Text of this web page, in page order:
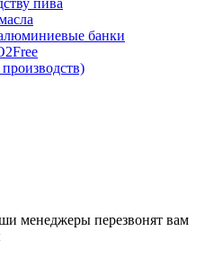
пива
банки
менеджеры перезвонят вам